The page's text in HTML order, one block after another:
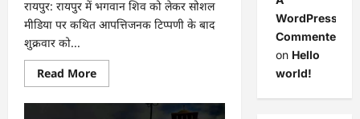
रायपुर: रायपुर में भगवान शिव को लेकर सोशल
मीडिया पर कथित आपत्तिजनक टिप्पणी के बाद
शुक्रवार को...
Read MoreRead
more
CG
WordPress
Commenter
on Hello
world!